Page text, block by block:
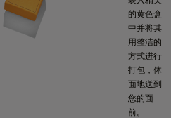
的黄色盒
中并将其
用整洁的
方式进行
打包，体
面地送到
您的面
前。